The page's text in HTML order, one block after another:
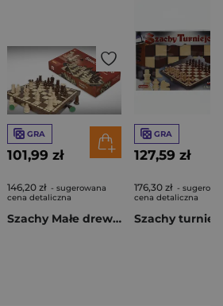
GRA
101,99 zł
146,20 zł - sugerowana
cena detaliczna
Szachy Małe drewniane
GRA
127,59 zł
176,30 zł -
cena detaliczna